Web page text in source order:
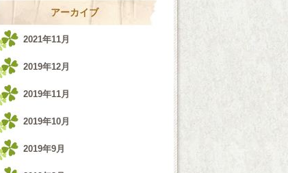
アーカイブ
2021年11月
2019年12月
2019年11月
2019年10月
2019年9月